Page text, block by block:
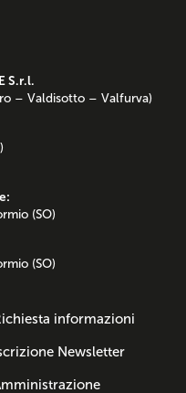
S.r.l.
– Valdisotto – Valfurva)
(SO)
(SO)
informazioni
Newsletter